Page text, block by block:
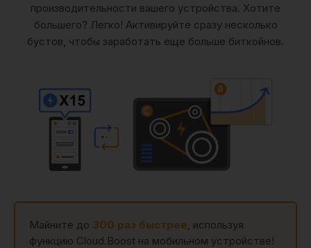
производительности вашего устройства. Хотите
большего? Легко! Активируйте сразу несколько
бустов, чтобы заработать еще больше биткойнов.
Майните до 300 раз быстрее , используя
функцию Cloud.Boost на мобильном устройстве!